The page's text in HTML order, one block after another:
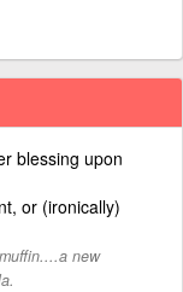
blessing upon
or (ironically)
new